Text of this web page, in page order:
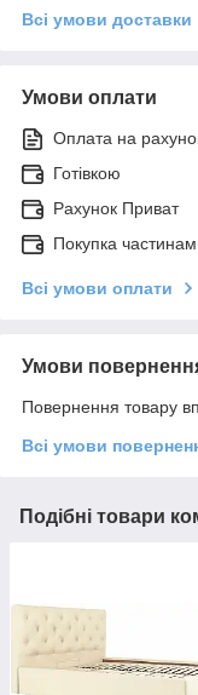
Всі умови доставки
Умови оплати
Оплата на
Готівкою
Рахунок Приват
Покупка
Всі умови оплати
Умови
Повернення товару
Всі умови
Подібні товари